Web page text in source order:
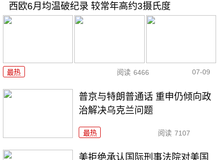
西欧6月均温破纪录 较常年高约3摄氏度
最热 阅读 6466 07-09
普京与特朗普通话 重申仍倾向政
治解决乌克兰问题
最热 阅读 7107
美拒绝承认国际刑事法院对美国